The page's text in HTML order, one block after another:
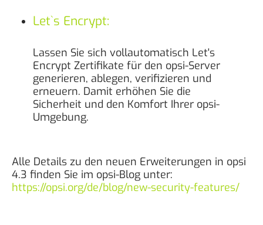
Let`s Encrypt:
Lassen Sie sich vollautomatisch Let's
Encrypt Zertifikate für den opsi-Server
generieren, ablegen, verifizieren und
erneuern. Damit erhöhen Sie die
Sicherheit und den Komfort Ihrer opsi-
Umgebung.
Alle Details zu den neuen Erweiterungen in opsi
4.3 finden Sie im opsi-Blog unter:
https://opsi.org/de/blog/new-security-features/